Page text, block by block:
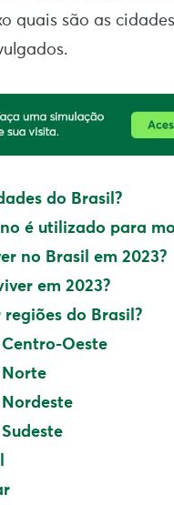
quais são as
do Brasil?
é utilizado para
no Brasil em 2023?
em 2023?
do Brasil?
Oeste
Norte